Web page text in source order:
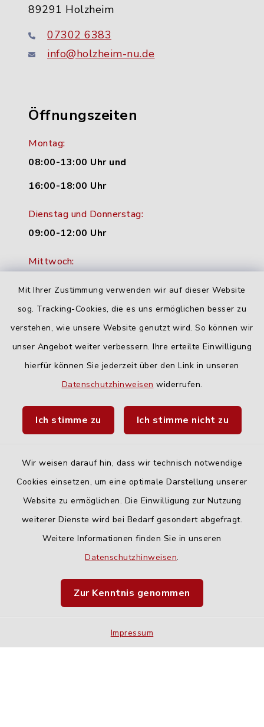
Mit Ihrer Zustimmung verwenden wir auf dieser Website
sog. Tracking-Cookies, die es uns ermöglichen besser zu
verstehen, wie unsere Website genutzt wird. So können wir
unser Angebot weiter verbessern. Ihre erteilte Einwilligung
hierfür können Sie jederzeit über den Link in unseren
Datenschutzhinweisen widerrufen.
Ich stimme zu Ich stimme nicht zu
Wir weisen darauf hin, dass wir technisch notwendige
Cookies einsetzen, um eine optimale Darstellung unserer
Website zu ermöglichen. Die Einwilligung zur Nutzung
weiterer Dienste wird bei Bedarf gesondert abgefragt.
Weitere Informationen finden Sie in unseren
Datenschutzhinweisen.
Zur Kenntnis genommen
Impressum
89291 Holzheim
07302 6383
info@holzheim-nu.de
Öffnungszeiten
Montag:
08:00-13:00 Uhr und
16:00-18:00 Uhr
Dienstag und Donnerstag:
09:00-12:00 Uhr
Mittwoch:
Freitag:
geschlossen
Quicklinks
Fahrplanauskunft DING
Barrierefreiheit
Impressum
Sitemap